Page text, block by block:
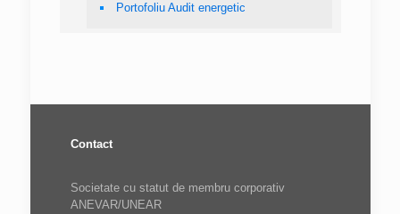
Portofoliu Audit energetic
Contact
Societate cu statut de membru corporativ
ANEVAR/UNEAR